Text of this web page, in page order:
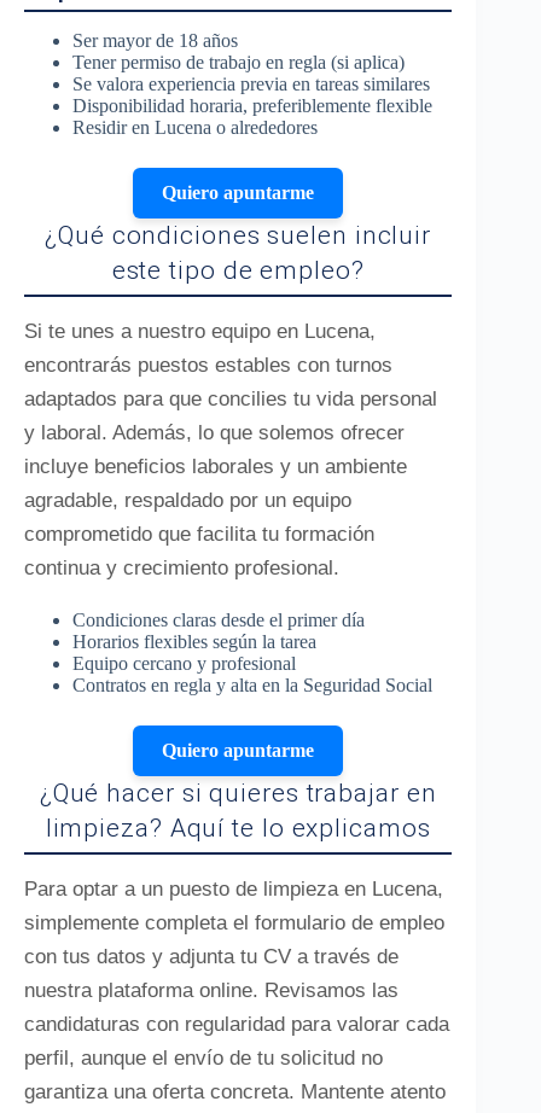
Ser mayor de 18 años
Tener permiso de trabajo en regla (si aplica)
Se valora experiencia previa en tareas similares
Disponibilidad horaria, preferiblemente flexible
Residir en Lucena o alrededores
Quiero apuntarme
¿Qué condiciones suelen incluir
este tipo de empleo?
Si te unes a nuestro equipo en Lucena,
encontrarás puestos estables con turnos
adaptados para que concilies tu vida personal
y laboral. Además, lo que solemos ofrecer
incluye beneficios laborales y un ambiente
agradable, respaldado por un equipo
comprometido que facilita tu formación
continua y crecimiento profesional.
Condiciones claras desde el primer día
Horarios flexibles según la tarea
Equipo cercano y profesional
Contratos en regla y alta en la Seguridad Social
Quiero apuntarme
¿Qué hacer si quieres trabajar en
limpieza? Aquí te lo explicamos
Para optar a un puesto de limpieza en Lucena,
simplemente completa el formulario de empleo
con tus datos y adjunta tu CV a través de
nuestra plataforma online. Revisamos las
candidaturas con regularidad para valorar cada
perfil, aunque el envío de tu solicitud no
garantiza una oferta concreta. Mantente atento